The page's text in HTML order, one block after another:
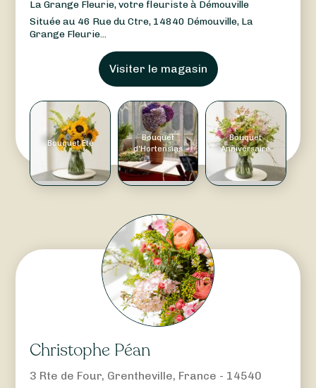
La Grange Fleurie, votre fleuriste à Démouville
Située au 46 Rue du Ctre, 14840 Démouville, La
Grange Fleurie...
Visiter le magasin
Bouquet Été
Bouquet
d'Hortensias
Bouquet
Anniversaire
Christophe Péan
3 Rte de Four, Grentheville, France - 14540